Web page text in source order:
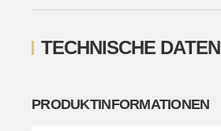
TECHNISCHE DATEN
PRODUKTINFORMATIONEN